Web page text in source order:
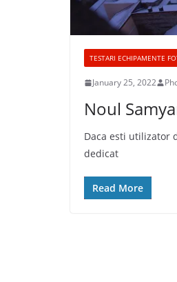
TESTARI ECHIPAMENTE
January 25, 2022
Noul
Daca esti utilizator
dedicat
Read More